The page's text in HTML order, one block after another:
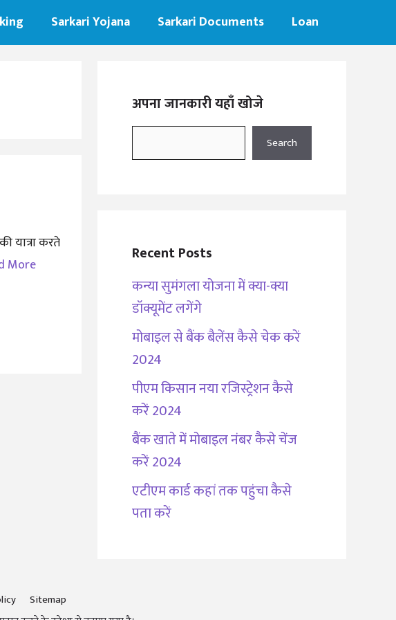
Sarkari Yojana Sarkari Documents Loan
यात्रा करते
More
अपना जानकारी यहाँ खोजे
Search
Recent Posts
कन्या सुमंगला योजना में क्या-क्या
डॉक्यूमेंट लगेंगे
मोबाइल से बैंक बैलेंस कैसे चेक करें
2024
पीएम किसान नया रजिस्ट्रेशन कैसे
करें 2024
बैंक खाते में मोबाइल नंबर कैसे चेंज
करें 2024
एटीएम कार्ड कहां तक पहुंचा कैसे
पता करें
Sitemap